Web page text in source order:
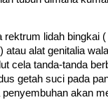
rektrum lidah bingkai
atau alat genitalia
cela tanda-tanda
getah suci pada
akan